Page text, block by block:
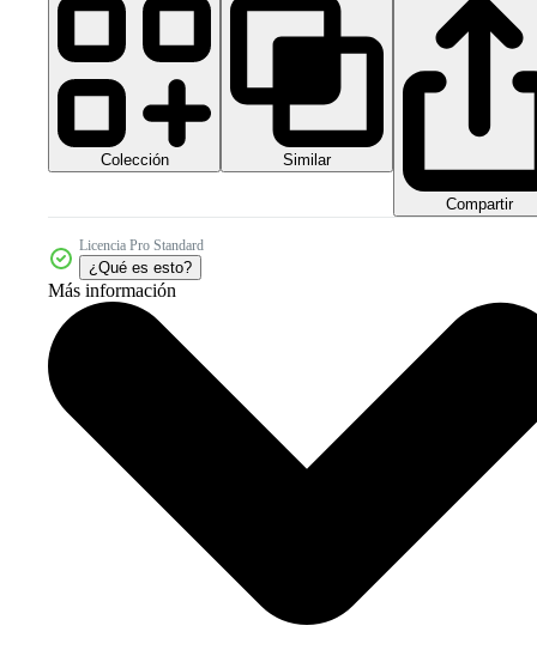
Colección Similar
Compartir
Licencia Pro Standard
¿Qué es esto?
Más información